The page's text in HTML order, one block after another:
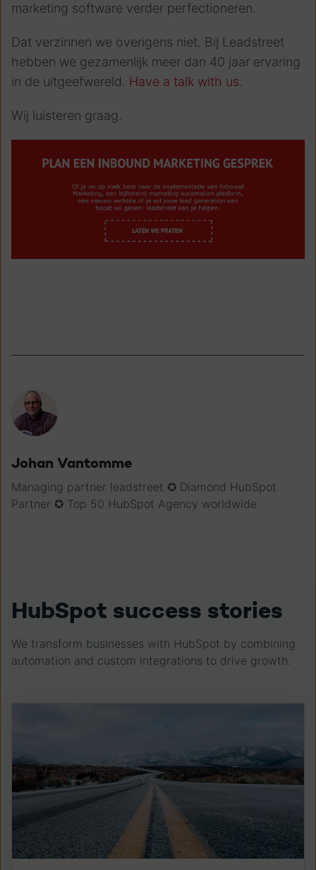
marketing software verder perfectioneren.
Dat verzinnen we overigens niet. Bij Leadstreet
hebben we gezamenlijk meer dan 40 jaar ervaring
in de uitgeefwereld. Have a talk with us.
Wij luisteren graag.
Johan Vantomme
Managing partner leadstreet ✪ Diamond HubSpot
Partner ✪ Top 50 HubSpot Agency worldwide
HubSpot success stories
We transform businesses with HubSpot by combining
automation and custom integrations to drive growth.